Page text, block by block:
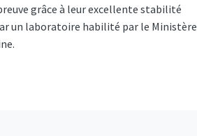
grâce à leur excellente stabilité
un laboratoire habilité par le Ministère